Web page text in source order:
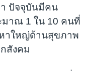
า ปัจจุบันมีคน
มาณ 1 ใน 10 คนที่
าใหญ่ด้านสุขภาพ
สังคม